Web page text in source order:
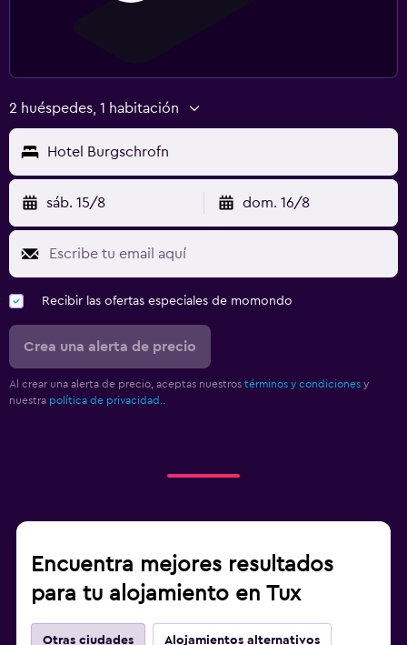
2 huéspedes, 1 habitación
Hotel Burgschrofn
sáb. 15/8 dom. 16/8
Recibir las ofertas especiales de momondo
Crea una alerta de precio
Al crear una alerta de precio, aceptas nuestros términos y condiciones y
nuestra política de privacidad.
Encuentra mejores resultados
para tu alojamiento en Tux
Otras ciudades Alojamientos alternativos